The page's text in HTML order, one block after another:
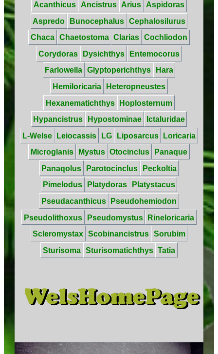
Acanthicus Ancistrus Arius
Aspidoras
Aspredo
Bunocephalus Cephalosilurus
Chaca Chaetostoma Clarias Cochliodon
Corydoras
Dysichthys
Entemocorus
Farlowella Glyptoperichthys
Hara
Hemiloricaria
Heteropneustes
Hexanematichthys
Hoplosternum
Hypancistrus
Hypostominae
Ictaluridae
L-Welse
Leiocassis LG Liposarcus
Loricaria
Microglanis
Mystus Otocinclus
Panaque
Panaqolus
Parotocinclus
Peckoltia
Pimelodus
Platydoras
Platystacus
Pseudacanthicus
Pseudohemiodon
Pseudolithoxus
Pseudomystus
Rineloricaria
Scleromystax Scobinancistrus Sorubim
Sturisoma Sturisomatichthys Tatia